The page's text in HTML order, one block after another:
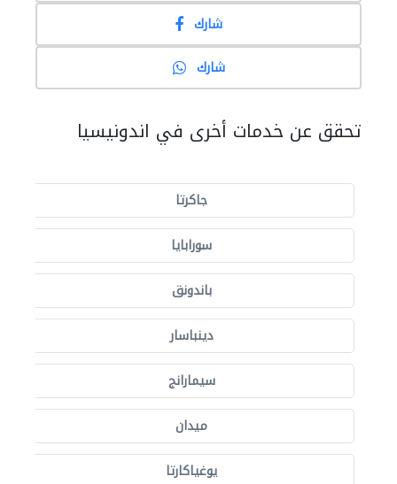
شارك
شارك
تحقق عن خدمات أخرى في اندونيسيا
جاكرتا
سورابايا
باندونق
دينباسار
سيمارانج
ميدان
يوغياكارتا